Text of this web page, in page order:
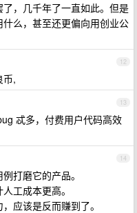
，几千年了一直如此。但是
么，甚至还更偏向用创业公
12
币,
13
忒多，付费用户代码高效
14
打磨它的产品。
工成本更高。
应该是反而赚到了。